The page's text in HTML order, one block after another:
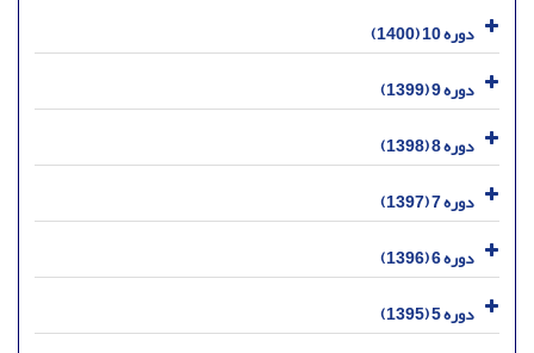
دوره 10 (1400)
دوره 9 (1399)
دوره 8 (1398)
دوره 7 (1397)
دوره 6 (1396)
دوره 5 (1395)